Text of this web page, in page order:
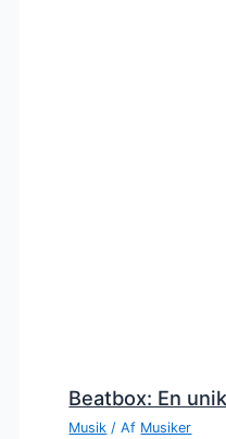
Beatbox: En
Musik / Af Musiker